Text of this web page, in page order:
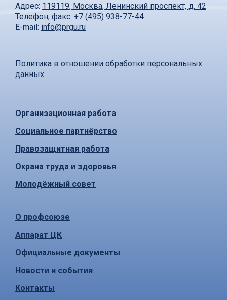
Адрес: 119119, Москва, Ленинский проспект, д. 42
Телефон, факс: +7 (495) 938-77-44
E-mail: info@prgu.ru
Политика в отношении обработки персональных
данных
Организационная работа
Социальное партнёрство
Правозащитная работа
Охрана труда и здоровья
Молодёжный совет
О профсоюзе
Аппарат ЦК
Официальные документы
Новости и события
Контакты